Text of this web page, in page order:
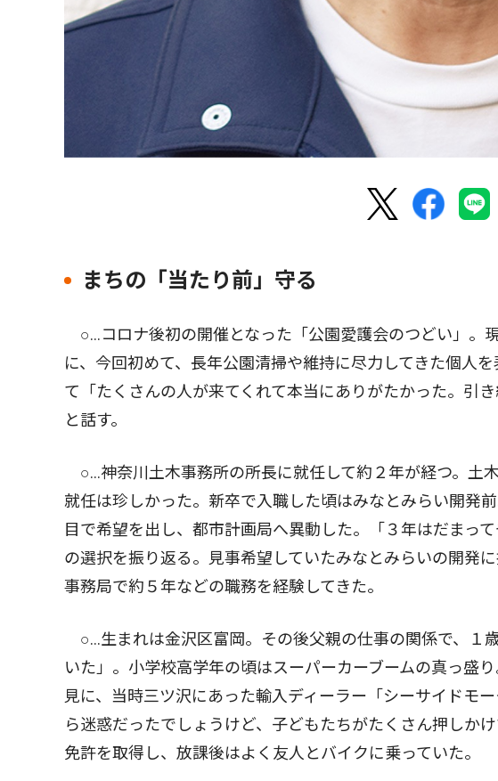
まちの「当たり前」守る
○…コロナ後初の開催となった「公園愛護会のつどい」。
に、今回初めて、長年公園清掃や維持に尽力してきた個人
て「たくさんの人が来てくれて本当にありがたかった。引
と話す。
○…神奈川土木事務所の所長に就任して約２年が経つ。土
就任は珍しかった。新卒で入職した頃はみなとみらい開発
目で希望を出し、都市計画局へ異動した。「３年はだまっ
の選択を振り返る。見事希望していたみなとみらいの開発
事務局で約５年などの職務を経験してきた。
○…生まれは金沢区富岡。その後父親の仕事の関係で、１
いた」。小学校高学年の頃はスーパーカーブームの真っ盛
見に、当時三ツ沢にあった輸入ディーラー「シーサイドモ
ら迷惑だったでしょうけど、子どもたちがたくさん押しか
免許を取得し、放課後はよく友人とバイクに乗っていた。